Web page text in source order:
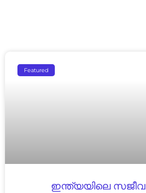
Featured
ഇന്ത്യയിലെ സജീവ